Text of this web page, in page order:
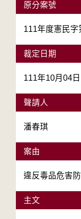
原分案號
111年度憲民字
裁定日期
111年10月04日
聲請人
潘春琪
案由
違反毒品危害
主文